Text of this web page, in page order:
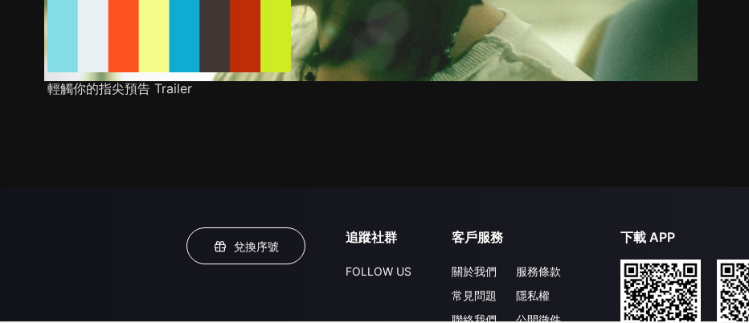
輕觸你的指尖預告 Trailer
兌換序號
追蹤社群
FOLLOW US
客戶服務
關於我們
常見問題
聯絡我們
服務條款
隱私權
公開徵件
下載 APP